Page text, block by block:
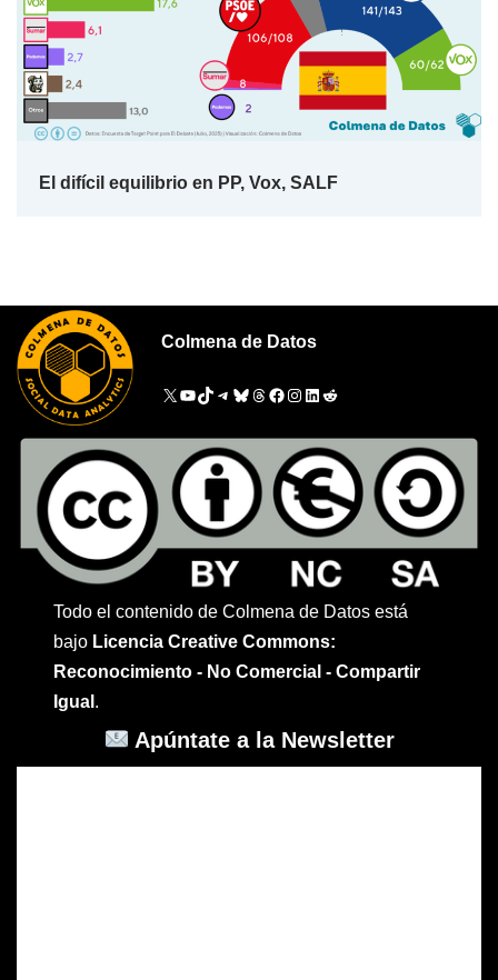
El difícil equilibrio en PP, Vox, SALF
Colmena de Datos
Todo el contenido de Colmena de Datos está
bajo Licencia Creative Commons:
Reconocimiento - No Comercial - Compartir
Igual .
Apúntate a la Newsletter